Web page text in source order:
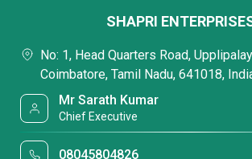
SHAPRI
No: 1, Head Quarters Road,
Coimbatore, Tamil Nadu, 641018,
Mr Sarath Kumar
Chief Executive
08045804826